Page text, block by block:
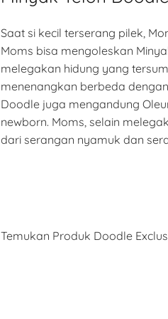
Saat si kecil terserang pilek,
Moms bisa mengoleskan
melegakan hidung yang
menenangkan berbeda
Doodle juga mengandung
newborn. Moms, selain
dari serangan nyamuk dan
Temukan Produk Doodle